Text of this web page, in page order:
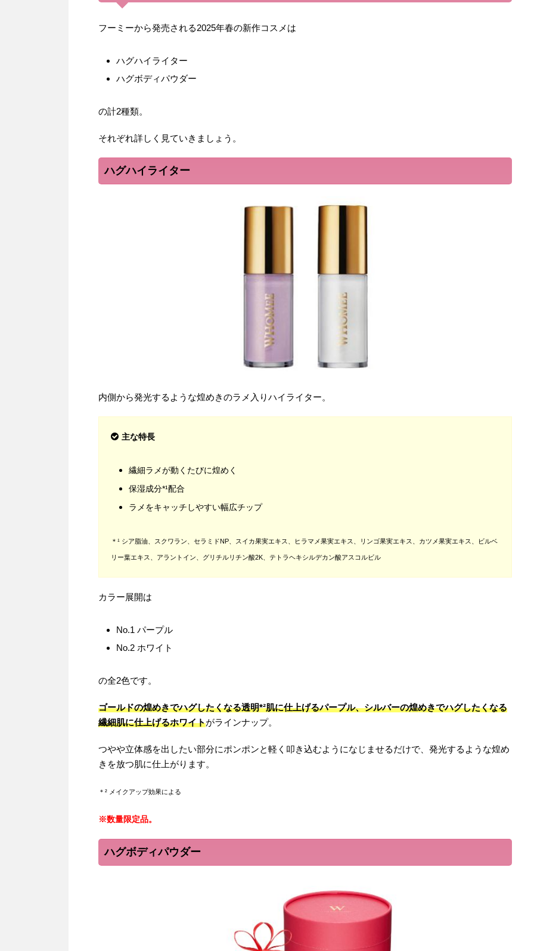
フーミーから発売される2025年春の新作コスメは
ハグハイライター
ハグボディパウダー
の計2種類。
それぞれ詳しく見ていきましょう。
ハグハイライター
内側から発光するような煌めきのラメ入りハイライター。
主な特長
繊細ラメが動くたびに煌めく
保湿成分*¹配合
ラメをキャッチしやすい幅広チップ
＊¹ シア脂油、スクワラン、セラミドNP、スイカ果実エキス、ヒラマメ果実エキス、リンゴ果実エキス、カツメ果実エキス、ビルベ
リー葉エキス、アラントイン、グリチルリチン酸2K、テトラヘキシルデカン酸アスコルビル
カラー展開は
No.1 パープル
No.2 ホワイト
の全2色です。
ゴールドの煌めきでハグしたくなる透明*²肌に仕上げるパープル、シルバーの煌めきでハグしたくなる
繊細肌に仕上げるホワイトがラインナップ。
つやや立体感を出したい部分にポンポンと軽く叩き込むようになじませるだけで、発光するような煌め
きを放つ肌に仕上がります。
＊² メイクアップ効果による
※数量限定品。
ハグボディパウダー